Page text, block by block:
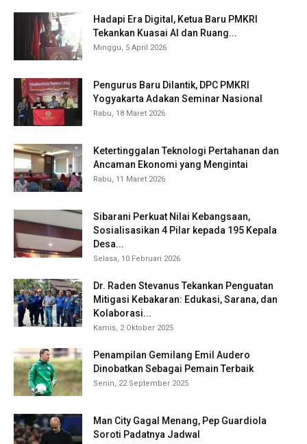
Hadapi Era Digital, Ketua Baru PMKRI
Tekankan Kuasai AI dan Ruang...
Minggu, 5 April 2026
Pengurus Baru Dilantik, DPC PMKRI
Yogyakarta Adakan Seminar Nasional
Rabu, 18 Maret 2026
Ketertinggalan Teknologi Pertahanan dan
Ancaman Ekonomi yang Mengintai
Rabu, 11 Maret 2026
Sibarani Perkuat Nilai Kebangsaan,
Sosialisasikan 4 Pilar kepada 195 Kepala
Desa...
Selasa, 10 Februari 2026
Dr. Raden Stevanus Tekankan Penguatan
Mitigasi Kebakaran: Edukasi, Sarana, dan
Kolaborasi...
Kamis, 2 Oktober 2025
Penampilan Gemilang Emil Audero
Dinobatkan Sebagai Pemain Terbaik
Senin, 22 September 2025
Man City Gagal Menang, Pep Guardiola
Soroti Padatnya Jadwal